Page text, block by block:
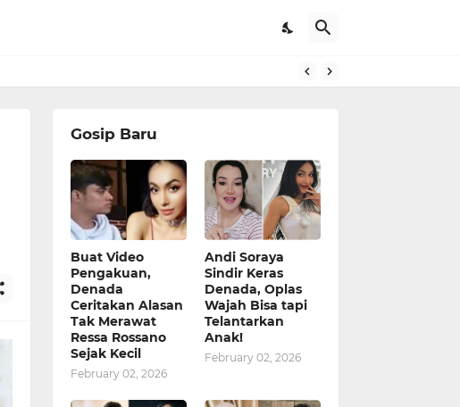
Gosip Baru
Buat Video
Pengakuan,
Denada
Ceritakan Alasan
Tak Merawat
Ressa Rossano
Sejak Kecil
February 02, 2026
Andi Soraya
Sindir Keras
Denada, Oplas
Wajah Bisa tapi
Telantarkan
Anak!
February 02, 2026